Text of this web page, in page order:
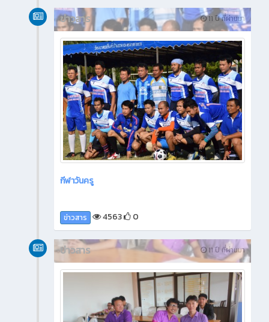
11 ปี ที่ผ่านมา
ข่าวสาร
กีฬาวันครู
ข่าวสาร 4563 0
11 ปี ที่ผ่านมา
ข่าวสาร